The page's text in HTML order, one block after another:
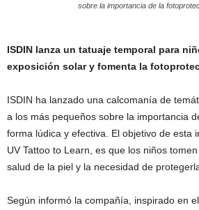
sobre la importancia de la
ISDIN lanza un tatuaje temporal para
exposición solar y fomenta la
ISDIN ha lanzado una calcomanía de
a los más pequeños sobre la importancia
forma lúdica y efectiva. El objetivo de esta
UV Tattoo to Learn, es que los niños
salud de la piel y la necesidad de
Según informó la compañía, inspirado en